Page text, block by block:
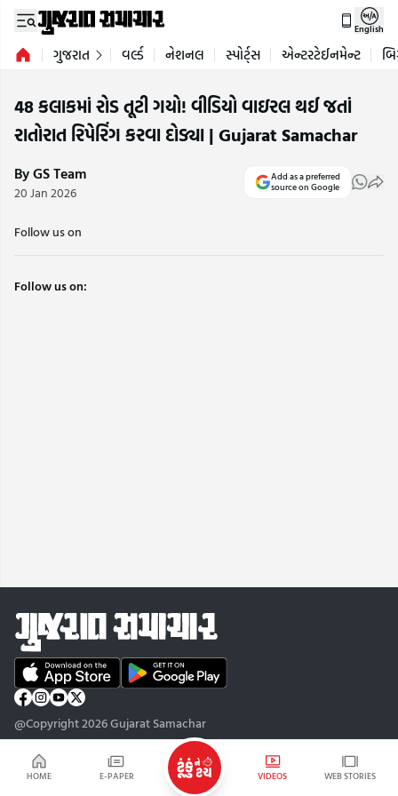
HOME E-PAPER VIDEOS WEB STORIES
English
ગુજરાત વર્લ્ડ નેશનલ સ્પોર્ટ્સ એન્ટરટેઈનમેન્ટ
48 કલાકમાં રોડ તૂટી ગયો! વીડિયો વાઇરલ થઈ જતાં
રાતોરાત રિપેરિંગ કરવા દોડ્યા | Gujarat Samachar
By GS Team
20 Jan 2026
Add as a preferred
source on Google
Follow us on
Follow us on:
@Copyright 2026 Gujarat Samachar